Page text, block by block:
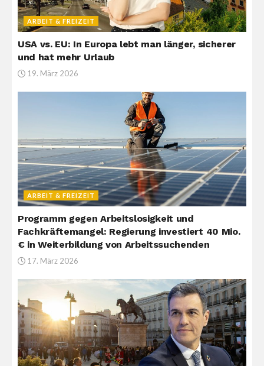
ARBEIT & FREIZEIT
USA vs. EU: In Europa lebt man länger, sicherer
und hat mehr Urlaub
19. März 2026
ARBEIT & FREIZEIT
Programm gegen Arbeitslosigkeit und
Fachkräftemangel: Regierung investiert 40 Mio.
€ in Weiterbildung von Arbeitssuchenden
17. März 2026